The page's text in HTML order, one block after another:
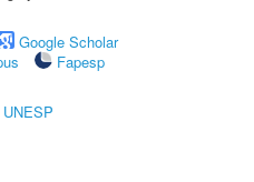
Google Scholar
Fapesp